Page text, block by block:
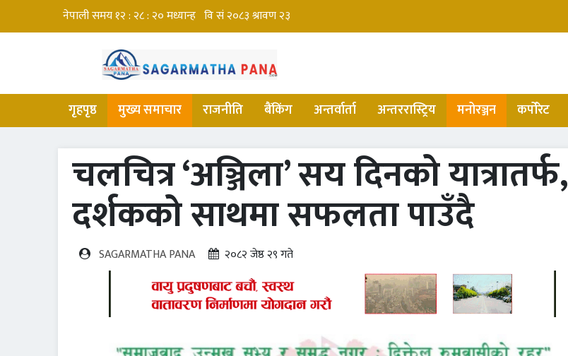
गृहपृष्ठ मुख्य समाचार राजनीति बैंकिंग अन्तर्वार्ता अन्तररास्ट्रिय मनोरञ्जन कर्पोरेट
चलचित्र ‘अञ्जिला’ सय दिनको यात्रातर्फ,
दर्शकको साथमा सफलता पाउँदै
SAGARMATHA PANA २०८२ जेष्ठ २९ गते